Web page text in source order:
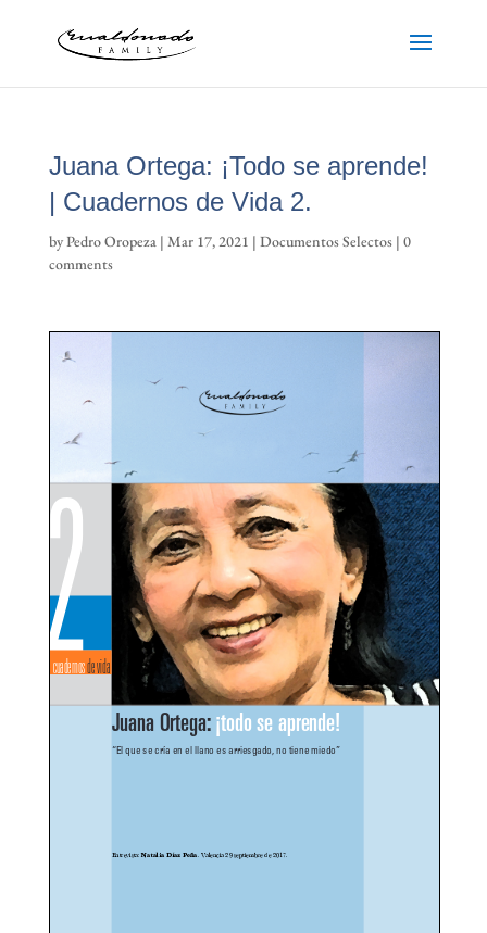
Juana Ortega: ¡Todo se aprende!
| Cuadernos de Vida 2.
byPedro Oropeza| Mar 17, 2021 | Documentos Selectos| 0
comments